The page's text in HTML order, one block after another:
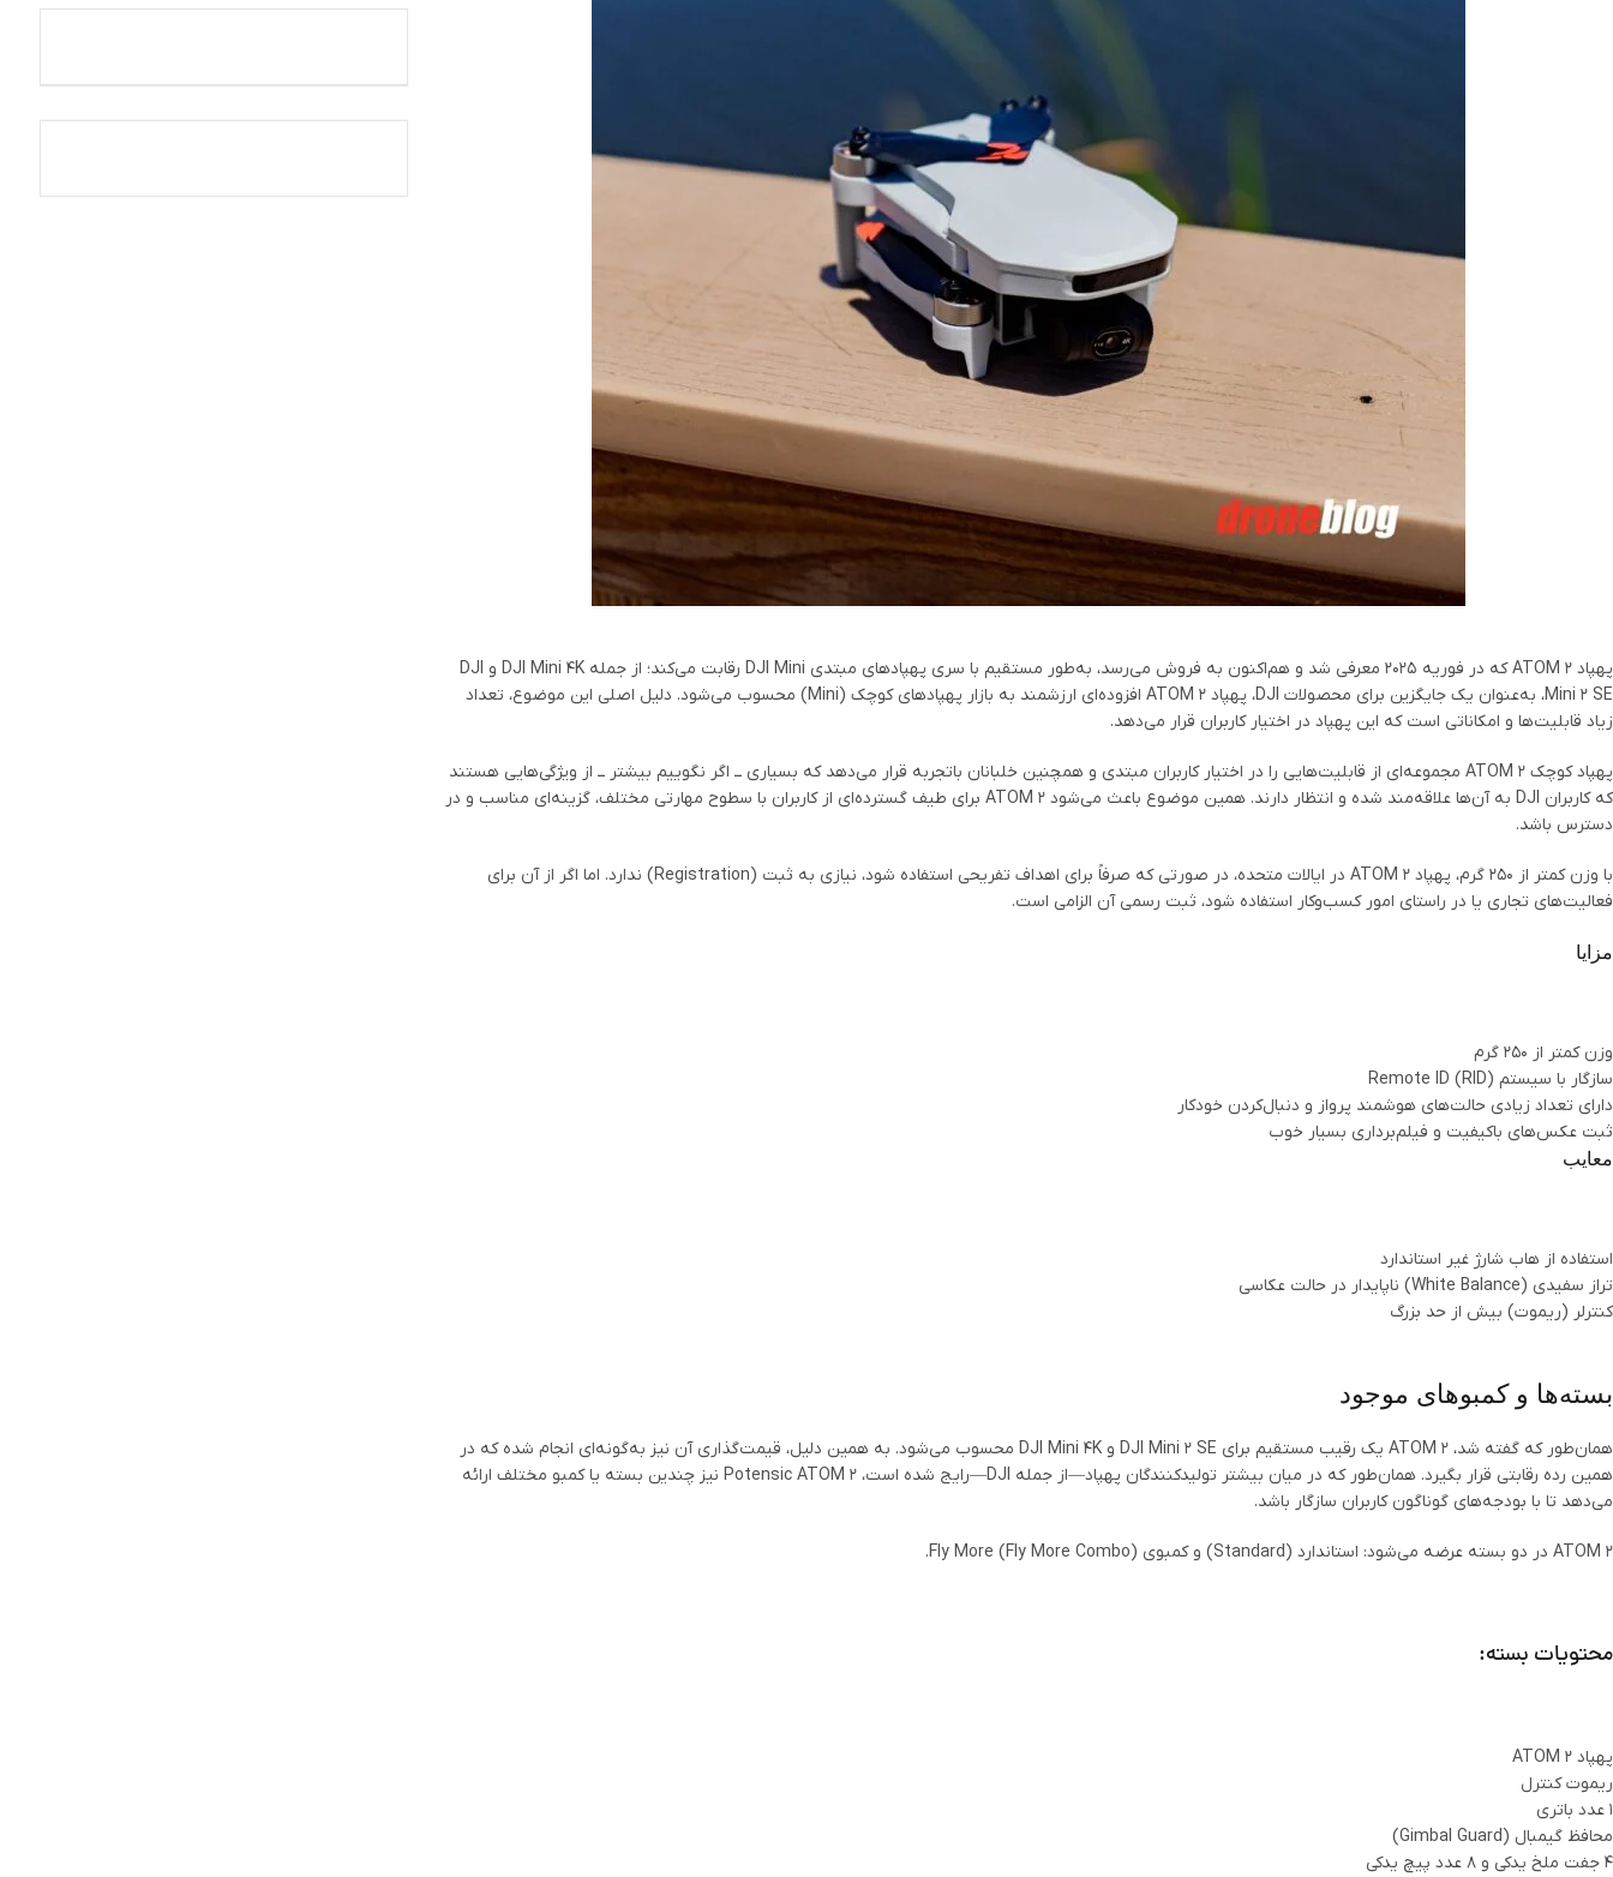
پهپاد ATOM 2 که در فوریه ۲۰۲۵ معرفی شد و هم‌اکنون به فروش می‌رسد، به‌طور مستقیم با سری پهپادهای مبتدی DJI Mini رقابت می‌کند؛ از جمله DJI Mini 4K و DJI
Mini 2 SE، به‌عنوان یک جایگزین برای محصولات DJI، پهپاد ATOM 2 افزوده‌ای ارزشمند به بازار پهپادهای کوچک (Mini) محسوب می‌شود. دلیل اصلی این موضوع، تعداد
زیاد قابلیت‌ها و امکاناتی است که این پهپاد در اختیار کاربران قرار می‌دهد.
پهپاد کوچک ATOM 2 مجموعه‌ای از قابلیت‌هایی را در اختیار کاربران مبتدی و همچنین خلبانان باتجربه قرار می‌دهد که بسیاری ــ اگر نگوییم بیشتر ــ از ویژگی‌هایی هستند
که کاربران DJI به آن‌ها علاقه‌مند شده و انتظار دارند. همین موضوع باعث می‌شود ATOM 2 برای طیف گسترده‌ای از کاربران با سطوح مهارتی مختلف، گزینه‌ای مناسب و در
دسترس باشد.
با وزن کمتر از ۲۵۰ گرم، پهپاد ATOM 2 در ایالات متحده، در صورتی که صرفاً برای اهداف تفریحی استفاده شود، نیازی به ثبت (Registration) ندارد. اما اگر از آن برای
فعالیت‌های تجاری یا در راستای امور کسب‌وکار استفاده شود، ثبت رسمی آن الزامی است.
مزایا
وزن کمتر از ۲۵۰ گرم
سازگار با سیستم Remote ID (RID)
دارای تعداد زیادی حالت‌های هوشمند پرواز و دنبال‌کردن خودکار
ثبت عکس‌های باکیفیت و فیلم‌برداری بسیار خوب
معایب
استفاده از هاب شارژ غیر استاندارد
تراز سفیدی (White Balance) ناپایدار در حالت عکاسی
کنترلر (ریموت) بیش از حد بزرگ
بسته‌ها و کمبوهای موجود
همان‌طور که گفته شد، ATOM 2 یک رقیب مستقیم برای DJI Mini 2 SE و DJI Mini 4K محسوب می‌شود. به همین دلیل، قیمت‌گذاری آن نیز به‌گونه‌ای انجام شده که در
همین رده رقابتی قرار بگیرد. همان‌طور که در میان بیشتر تولیدکنندگان پهپاد—از جمله DJI—رایج شده است، Potensic ATOM 2 نیز چندین بسته یا کمبو مختلف ارائه
می‌دهد تا با بودجه‌های گوناگون کاربران سازگار باشد.
ATOM 2 در دو بسته عرضه می‌شود: استاندارد (Standard) و کمبوی Fly More (Fly More Combo).
محتویات بسته:
پهپاد ATOM 2
ریموت کنترل
۱ عدد باتری
محافظ گیمبال (Gimbal Guard)
۴ جفت ملخ یدکی و ۸ عدد پیچ یدکی
اینستاگرام کارتال
Facebook
linkedin
WhatsApp